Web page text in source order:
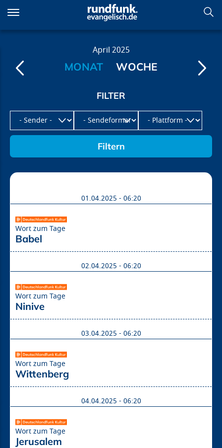
zum
Inhalt
April 2025
MONAT WOCHE
01.04.2025 - 06:20
Wort zum Tage
Babel
02.04.2025 - 06:20
Wort zum Tage
Ninive
03.04.2025 - 06:20
Wort zum Tage
Wittenberg
04.04.2025 - 06:20
Wort zum Tage
Jerusalem